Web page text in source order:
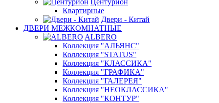
Квартирные
Двери - Китай
ДВЕРИ МЕЖКОМНАТНЫЕ
ALBERO
Коллекция "АЛЬЯНС"
Коллекция "STATUS"
Коллекция "КЛАССИКА"
Коллекция "ГРАФИКА"
Коллекция "ГАЛЕРЕЯ"
Коллекция "НЕОКЛАССИКА"
Коллекция "КОНТУР"